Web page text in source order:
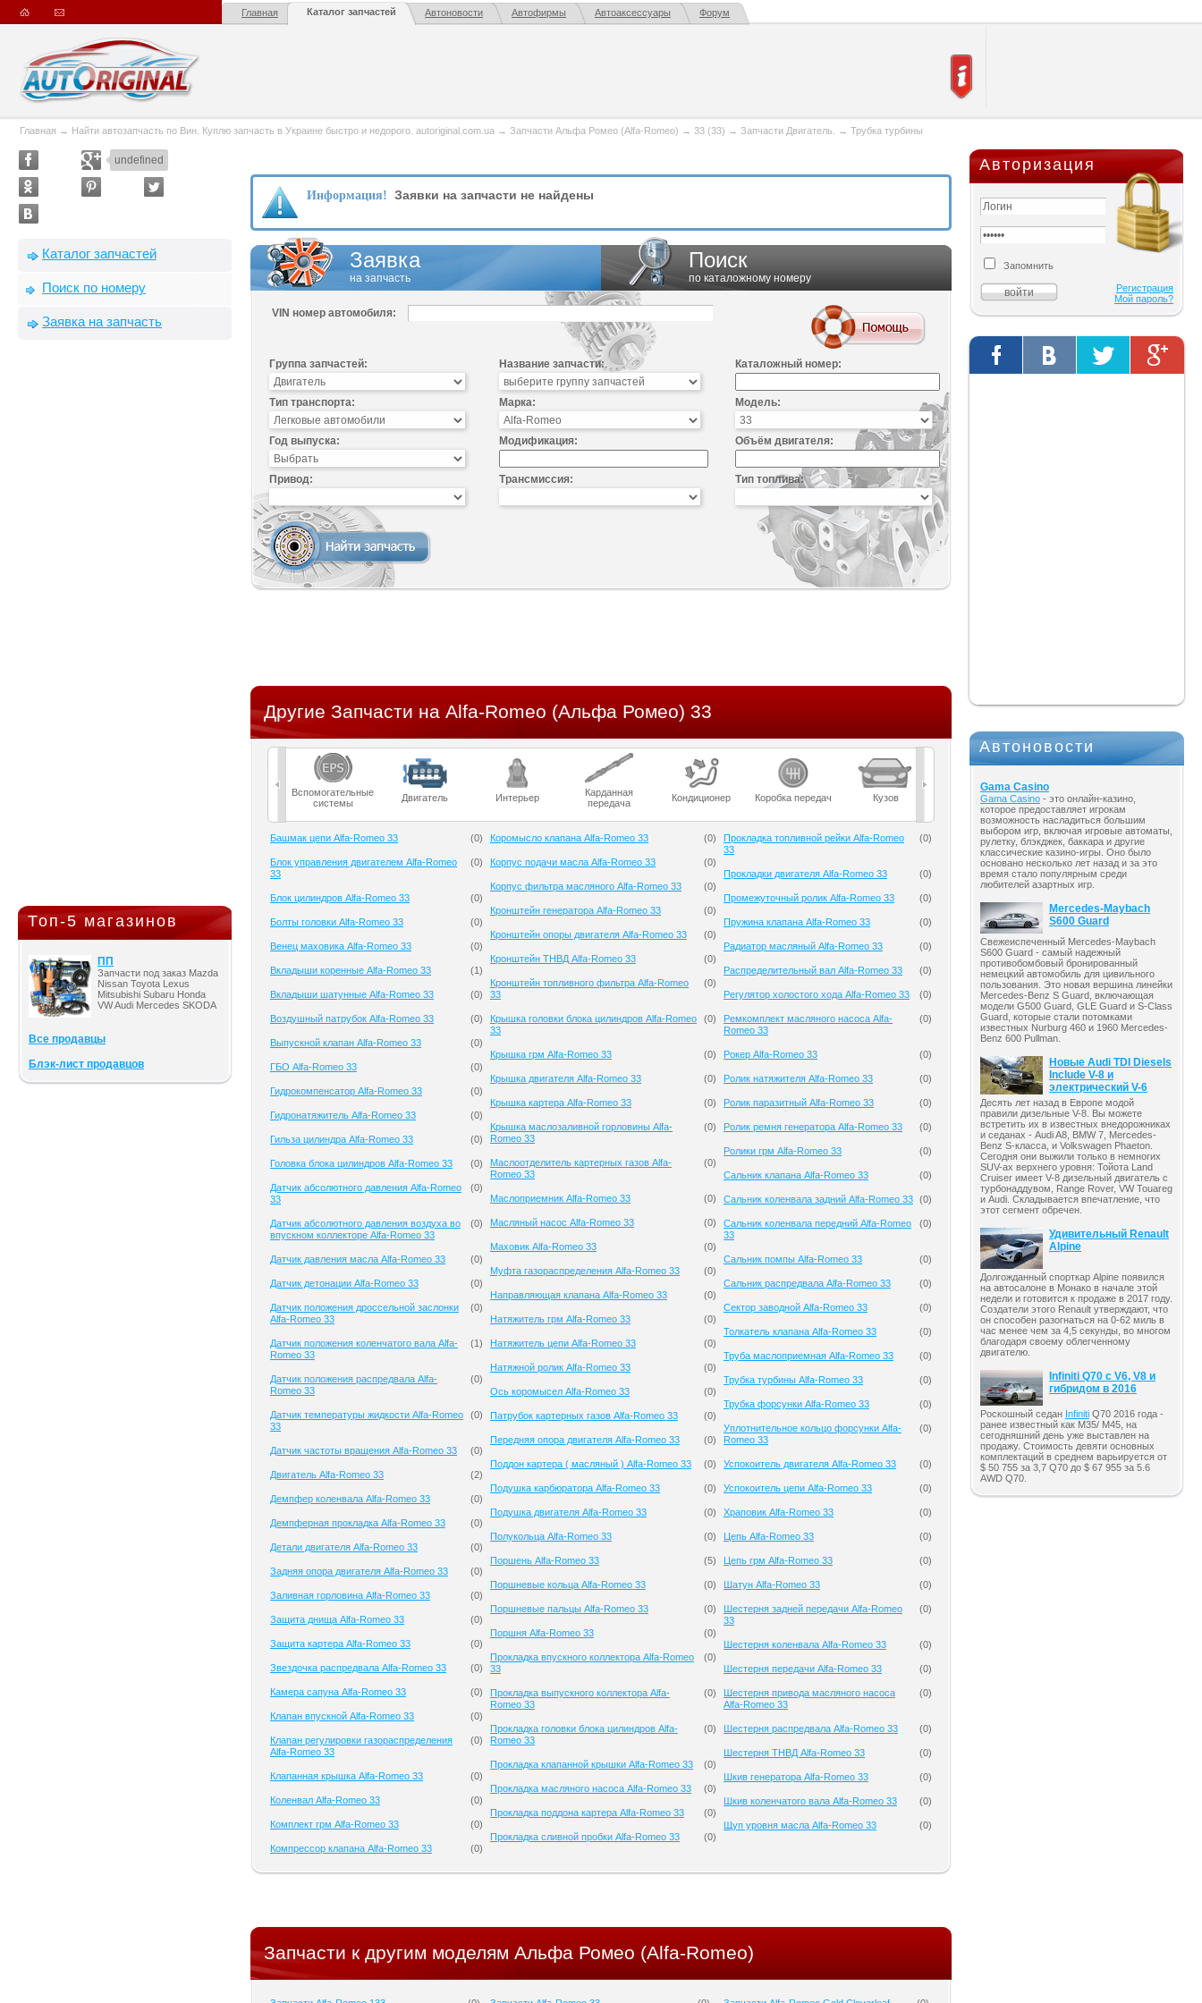
Главная Каталог запчастей Автоновости Автофирмы Автоаксессуары Форум
Главная → Найти автозапчасть по Вин. Куплю запчасть в Украине быстро и недорого. autoriginal.com.ua → Запчасти Альфа Ромео (Alfa-Romeo) → 33 (33) → Запчасти Двигатель. → Трубка турбины
undefined
Каталог запчастей
Поиск по номеру
Заявка на запчасть
Топ-5 магазинов
ПП
Запчасти под заказ Mazda
Nissan Toyota Lexus
Mitsubishi Subaru Honda
VW Audi Mercedes SKODA
Все продавцы
Блэк-лист продавцов
Информация! Заявки на запчасти не найдены
Заявка
на запчасть
Поиск
по каталожному номеру
VIN номер автомобиля:
Группа запчастей: Название запчасти: Каталожный номер:
Тип транспорта: Марка: Модель:
Год выпуска: Модификация: Объём двигателя:
Привод: Трансмиссия: Тип топлива:
Другие Запчасти на Alfa-Romeo (Альфа Ромео) 33
Вспомогательные
системы
Двигатель Интерьер
Карданная
передача
Кондиционер Коробка передач Кузов Масла Мост
Башмак цепи Alfa-Romeo 33 (0)
Блок управления двигателем Alfa-Romeo
33
(0)
Блок цилиндров Alfa-Romeo 33 (0)
Болты головки Alfa-Romeo 33 (0)
Венец маховика Alfa-Romeo 33 (0)
Вкладыши коренные Alfa-Romeo 33 (1)
Вкладыши шатунные Alfa-Romeo 33 (0)
Воздушный патрубок Alfa-Romeo 33 (0)
Выпускной клапан Alfa-Romeo 33 (0)
ГБО Alfa-Romeo 33 (0)
Гидрокомпенсатор Alfa-Romeo 33 (0)
Гидронатяжитель Alfa-Romeo 33 (0)
Гильза цилиндра Alfa-Romeo 33 (0)
Головка блока цилиндров Alfa-Romeo 33 (0)
Датчик абсолютного давления Alfa-Romeo
33
(0)
Датчик абсолютного давления воздуха во
впускном коллекторе Alfa-Romeo 33
(0)
Датчик давления масла Alfa-Romeo 33 (0)
Датчик детонации Alfa-Romeo 33 (0)
Датчик положения дроссельной заслонки
Alfa-Romeo 33
(0)
Датчик положения коленчатого вала Alfa-
Romeo 33
(1)
Датчик положения распредвала Alfa-
Romeo 33
(0)
Датчик температуры жидкости Alfa-Romeo
33
(0)
Датчик частоты вращения Alfa-Romeo 33 (0)
Двигатель Alfa-Romeo 33 (2)
Демпфер коленвала Alfa-Romeo 33 (0)
Демпферная прокладка Alfa-Romeo 33 (0)
Детали двигателя Alfa-Romeo 33 (0)
Задняя опора двигателя Alfa-Romeo 33 (0)
Заливная горловина Alfa-Romeo 33 (0)
Защита днища Alfa-Romeo 33 (0)
Защита картера Alfa-Romeo 33 (0)
Звездочка распредвала Alfa-Romeo 33 (0)
Камера сапуна Alfa-Romeo 33 (0)
Клапан впускной Alfa-Romeo 33 (0)
Клапан регулировки газораспределения
Alfa-Romeo 33
(0)
Клапанная крышка Alfa-Romeo 33 (0)
Коленвал Alfa-Romeo 33 (0)
Комплект грм Alfa-Romeo 33 (0)
Компрессор клапана Alfa-Romeo 33 (0)
Коромысло клапана Alfa-Romeo 33 (0)
Корпус подачи масла Alfa-Romeo 33 (0)
Корпус фильтра масляного Alfa-Romeo 33 (0)
Кронштейн генератора Alfa-Romeo 33 (0)
Кронштейн опоры двигателя Alfa-Romeo 33 (0)
Кронштейн ТНВД Alfa-Romeo 33 (0)
Кронштейн топливного фильтра Alfa-Romeo
33
(0)
Крышка головки блока цилиндров Alfa-Romeo
33
(0)
Крышка грм Alfa-Romeo 33 (0)
Крышка двигателя Alfa-Romeo 33 (0)
Крышка картера Alfa-Romeo 33 (0)
Крышка маслозаливной горловины Alfa-
Romeo 33
(0)
Маслоотделитель картерных газов Alfa-
Romeo 33
(0)
Маслоприемник Alfa-Romeo 33 (0)
Масляный насос Alfa-Romeo 33 (0)
Маховик Alfa-Romeo 33 (0)
Муфта газораспределения Alfa-Romeo 33 (0)
Направляющая клапана Alfa-Romeo 33 (0)
Натяжитель грм Alfa-Romeo 33 (0)
Натяжитель цепи Alfa-Romeo 33 (0)
Натяжной ролик Alfa-Romeo 33 (0)
Ось коромысел Alfa-Romeo 33 (0)
Патрубок картерных газов Alfa-Romeo 33 (0)
Передняя опора двигателя Alfa-Romeo 33 (0)
Поддон картера ( масляный ) Alfa-Romeo 33 (0)
Подушка карбюратора Alfa-Romeo 33 (0)
Подушка двигателя Alfa-Romeo 33 (0)
Полукольца Alfa-Romeo 33 (0)
Поршень Alfa-Romeo 33 (5)
Поршневые кольца Alfa-Romeo 33 (0)
Поршневые пальцы Alfa-Romeo 33 (0)
Поршня Alfa-Romeo 33 (0)
Прокладка впускного коллектора Alfa-Romeo
33
(0)
Прокладка выпускного коллектора Alfa-
Romeo 33
(0)
Прокладка головки блока цилиндров Alfa-
Romeo 33
(0)
Прокладка клапанной крышки Alfa-Romeo 33 (0)
Прокладка масляного насоса Alfa-Romeo 33 (0)
Прокладка поддона картера Alfa-Romeo 33 (0)
Прокладка сливной пробки Alfa-Romeo 33 (0)
Прокладка топливной рейки Alfa-Romeo
33
(0)
Прокладки двигателя Alfa-Romeo 33 (0)
Промежуточный ролик Alfa-Romeo 33 (0)
Пружина клапана Alfa-Romeo 33 (0)
Радиатор масляный Alfa-Romeo 33 (0)
Распределительный вал Alfa-Romeo 33 (0)
Регулятор холостого хода Alfa-Romeo 33 (0)
Ремкомплект масляного насоса Alfa-
Romeo 33
(0)
Рокер Alfa-Romeo 33 (0)
Ролик натяжителя Alfa-Romeo 33 (0)
Ролик паразитный Alfa-Romeo 33 (0)
Ролик ремня генератора Alfa-Romeo 33 (0)
Ролики грм Alfa-Romeo 33 (0)
Сальник клапана Alfa-Romeo 33 (0)
Сальник коленвала задний Alfa-Romeo 33 (0)
Сальник коленвала передний Alfa-Romeo
33
(0)
Сальник помпы Alfa-Romeo 33 (0)
Сальник распредвала Alfa-Romeo 33 (0)
Сектор заводной Alfa-Romeo 33 (0)
Толкатель клапана Alfa-Romeo 33 (0)
Труба маслоприемная Alfa-Romeo 33 (0)
Трубка турбины Alfa-Romeo 33 (0)
Трубка форсунки Alfa-Romeo 33 (0)
Уплотнительное кольцо форсунки Alfa-
Romeo 33
(0)
Успокоитель двигателя Alfa-Romeo 33 (0)
Успокоитель цепи Alfa-Romeo 33 (0)
Храповик Alfa-Romeo 33 (0)
Цепь Alfa-Romeo 33 (0)
Цепь грм Alfa-Romeo 33 (0)
Шатун Alfa-Romeo 33 (0)
Шестерня задней передачи Alfa-Romeo
33
(0)
Шестерня коленвала Alfa-Romeo 33 (0)
Шестерня передачи Alfa-Romeo 33 (0)
Шестерня привода масляного насоса
Alfa-Romeo 33
(0)
Шестерня распредвала Alfa-Romeo 33 (0)
Шестерня ТНВД Alfa-Romeo 33 (0)
Шкив генератора Alfa-Romeo 33 (0)
Шкив коленчатого вала Alfa-Romeo 33 (0)
Щуп уровня масла Alfa-Romeo 33 (0)
Запчасти к другим моделям Альфа Ромео (Alfa-Romeo)
Авторизация
Запомнить
Регистрация
Мой пароль?
Автоновости
Gama Casino
Gama Casino - это онлайн-казино,
которое предоставляет игрокам
возможность насладиться большим
выбором игр, включая игровые автоматы,
рулетку, блэкджек, баккара и другие
классические казино-игры. Оно было
основано несколько лет назад и за это
время стало популярным среди
любителей азартных игр.
Mercedes-Maybach
S600 Guard
Свежеиспеченный Mercedes-Maybach
S600 Guard - самый надежный
противобомбовый бронированный
немецкий автомобиль для цивильного
пользования. Это новая вершина линейки
Mercedes-Benz S Guard, включающая
модели G500 Guard, GLE Guard и S-Class
Guard, которые стали потомками
известных Nurburg 460 и 1960 Mercedes-
Benz 600 Pullman.
Новые Audi TDI Diesels
Include V-8 и
электрический V-6
Десять лет назад в Европе модой
правили дизельные V-8. Вы можете
встретить их в известных внедорожниках
и седанах - Audi A8, BMW 7, Mercedes-
Benz S-класса, и Volkswagen Phaeton.
Сегодня они выжили только в немногих
SUV-ах верхнего уровня: Тойота Land
Cruiser имеет V-8 дизельный двигатель с
турбонаддувом, Range Rover, VW Touareg
и Audi. Складывается впечатление, что
этот сегмент обречен.
Удивительный Renault
Alpine
Долгожданный спорткар Alpine появился
на автосалоне в Монако в начале этой
недели и готовится к продаже в 2017 году.
Создатели этого Renault утверждают, что
он способен разогнаться на 0-62 миль в
час менее чем за 4,5 секунды, во многом
благодаря своему облегченному
двигателю.
Infiniti Q70 с V6, V8 и
гибридом в 2016
Роскошный седан Infiniti Q70 2016 года -
ранее известный как M35/ M45, на
сегодняшний день уже выставлен на
продажу. Стоимость девяти основных
комплектаций в среднем варьируется от
$ 50 755 за 3,7 Q70 до $ 67 955 за 5.6
AWD Q70.